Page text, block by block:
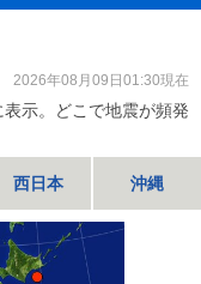
2026年08月09日01:30現在
示。どこで地震が頻発
西日本 沖縄